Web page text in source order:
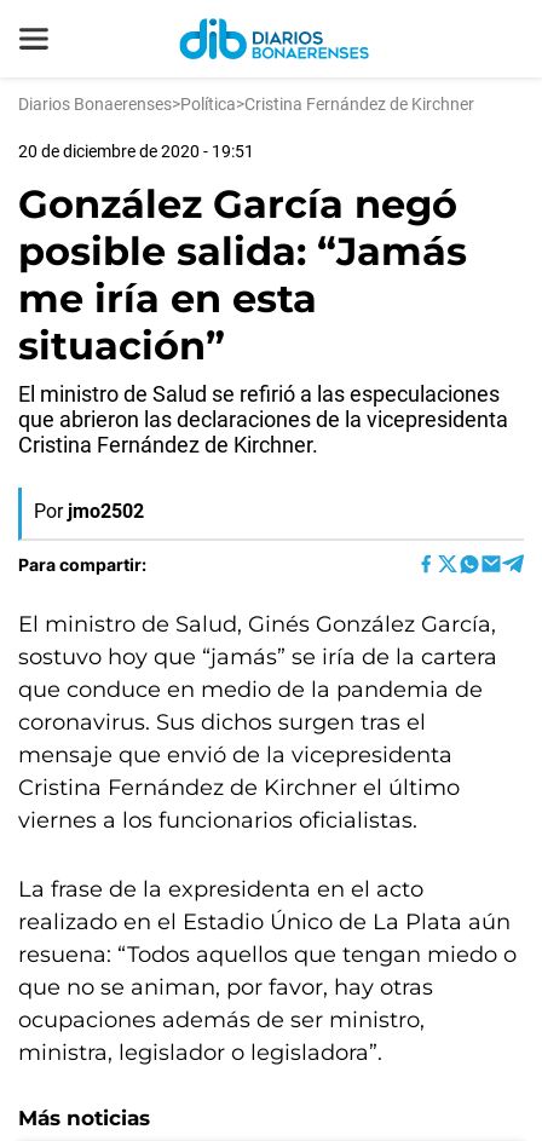
Diarios Bonaerenses>Política>Cristina Fernández de Kirchner
20 de diciembre de 2020 - 19:51
González García negó
posible salida: “Jamás
me iría en esta
situación”
El ministro de Salud se refirió a las especulaciones
que abrieron las declaraciones de la vicepresidenta
Cristina Fernández de Kirchner.
Por jmo2502
Para compartir:
El ministro de Salud, Ginés González García,
sostuvo hoy que “jamás” se iría de la cartera
que conduce en medio de la pandemia de
coronavirus. Sus dichos surgen tras el
mensaje que envió de la vicepresidenta
Cristina Fernández de Kirchner el último
viernes a los funcionarios oficialistas.
La frase de la expresidenta en el acto
realizado en el Estadio Único de La Plata aún
resuena: “Todos aquellos que tengan miedo o
que no se animan, por favor, hay otras
ocupaciones además de ser ministro,
ministra, legislador o legisladora”.
Más noticias